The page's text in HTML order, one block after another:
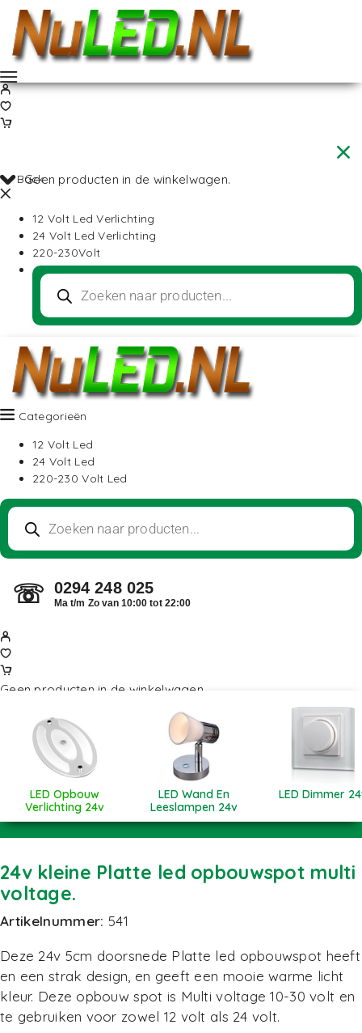
Geen producten in de winkelwagen.
Back
12 Volt Led Verlichting
24 Volt Led Verlichting
220-230Volt
Categorieën
12 Volt Led
24 Volt Led
220-230 Volt Led
☏ 0294 248 025
Ma t/m Zo van 10:00 tot 22:00
Geen producten in de winkelwagen.
LED Opbouw
Verlichting 24v
LED Wand En
Leeslampen 24v
LED Dimmer
24v kleine Platte led opbouwspot multi
voltage.
Artikelnummer:541
Deze 24v 5cm doorsnede Platte led opbouwspot heeft
en een strak design, en geeft een mooie warme licht
kleur. Deze opbouw spot is Multi voltage 10-30 volt en
te gebruiken voor zowel 12 volt als 24 volt.